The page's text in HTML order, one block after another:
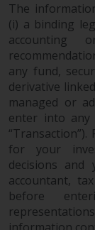
auf
und
sind
mit
The
(i) a binding
any fund,
derivative
managed or
enter into any
for your
decisions
accountant,
before